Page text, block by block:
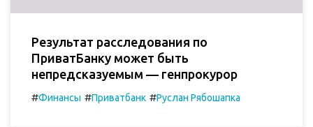
Результат расследования по
ПриватБанку может быть
непредсказуемым — генпрокурор
#Финансы #Приватбанк #Руслан Рябошапка